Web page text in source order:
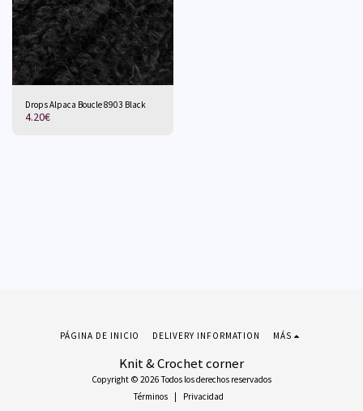
Drops Alpaca Boucle 8903 Black
4.20€
Knit & Crochet corner
Copyright © 2026 Todos los derechos reservados
Términos| Privacidad
PÁGINA DE INICIO DELIVERY INFORMATION MÁS